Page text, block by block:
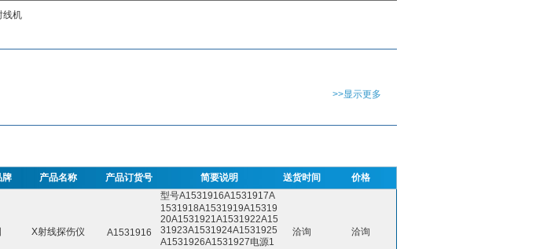
线机
>>显示更多
牌 产品名称 产品订货号 简要说明 送货时间 价格
X射线探伤仪 A1531916
型号A1531916A1531917A
1531918A1531919A15319
20A1531921A1531922A15
31923A1531924A1531925
A1531926A1531927电源1
洽询 洽询